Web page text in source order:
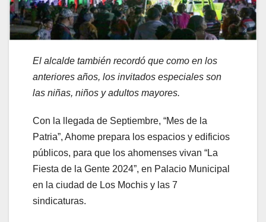
El alcalde también recordó que como en los
anteriores años, los invitados especiales son
las niñas, niños y adultos mayores.
Con la llegada de Septiembre, “Mes de la
Patria”, Ahome prepara los espacios y edificios
públicos, para que los ahomenses vivan “La
Fiesta de la Gente 2024”, en Palacio Municipal
en la ciudad de Los Mochis y las 7
sindicaturas.